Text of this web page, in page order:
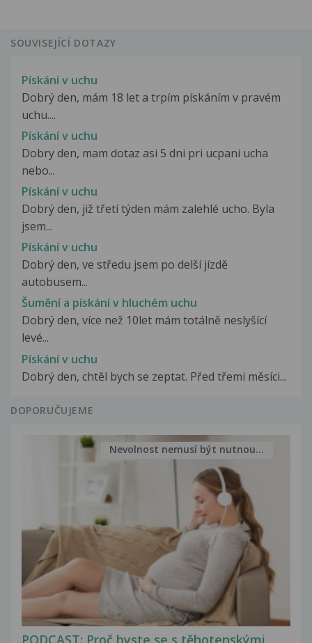
SOUVISEJÍCÍ DOTAZY
Pískání v uchu
Dobrý den, mám 18 let a trpím pískáním v pravém
uchu....
Pískání v uchu
Dobry den, mam dotaz asi 5 dni pri ucpani ucha
nebo...
Pískání v uchu
Dobrý den, již třetí týden mám zalehlé ucho. Byla
jsem...
Pískání v uchu
Dobrý den, ve středu jsem po delší jízdě
autobusem...
Šumění a pískání v hluchém uchu
Dobrý den, více než 10let mám totálně neslyšící
levé...
Pískání v uchu
Dobrý den, chtěl bych se zeptat. Před třemi měsíci...
DOPORUČUJEME
Nevolnost nemusí být nutnou...